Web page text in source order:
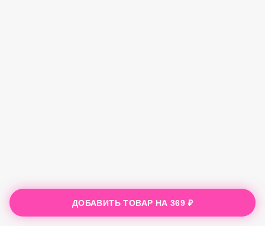
ДОБАВИТЬ ТОВАР НА369 ₽